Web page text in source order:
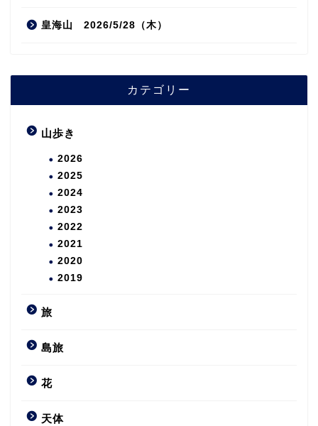
皇海山 2026/5/28（木）
カテゴリー
山歩き
2026
2025
2024
2023
2022
2021
2020
2019
旅
島旅
花
天体